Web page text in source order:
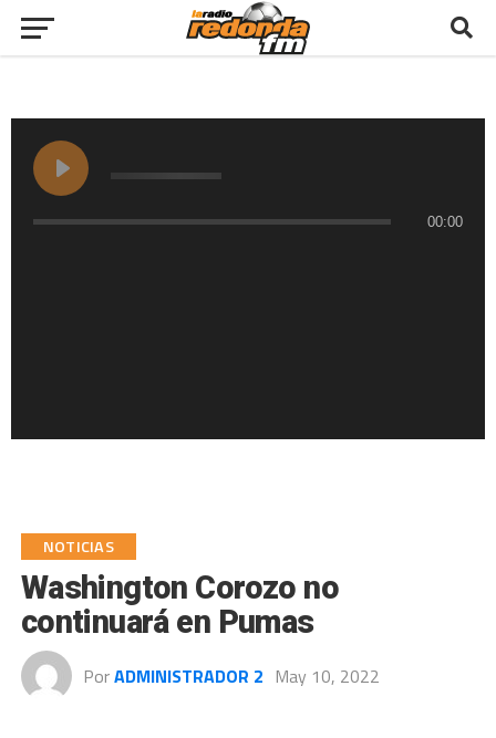
00:00
NOTICIAS
Washington Corozo no
continuará en Pumas
PorADMINISTRADOR 2 May 10, 2022